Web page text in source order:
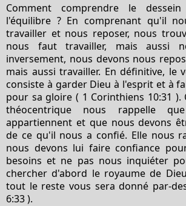
Comment comprendre le
l'équilibre ? En comprenant qu'il
travailler et nous reposer, nous
nous faut travailler, mais aussi
inversement, nous devons nous
mais aussi travailler. En définitive, le
consiste à garder Dieu à l'esprit et à
pour sa gloire ( 1 Corinthiens 10:31 ).
théocentrique nous rappelle
appartiennent et que nous devons
de ce qu'il nous a confié. Elle nous
nous devons lui faire confiance
besoins et ne pas nous inquiéter
chercher d'abord le royaume de
tout le reste vous sera donné par-
6:33).